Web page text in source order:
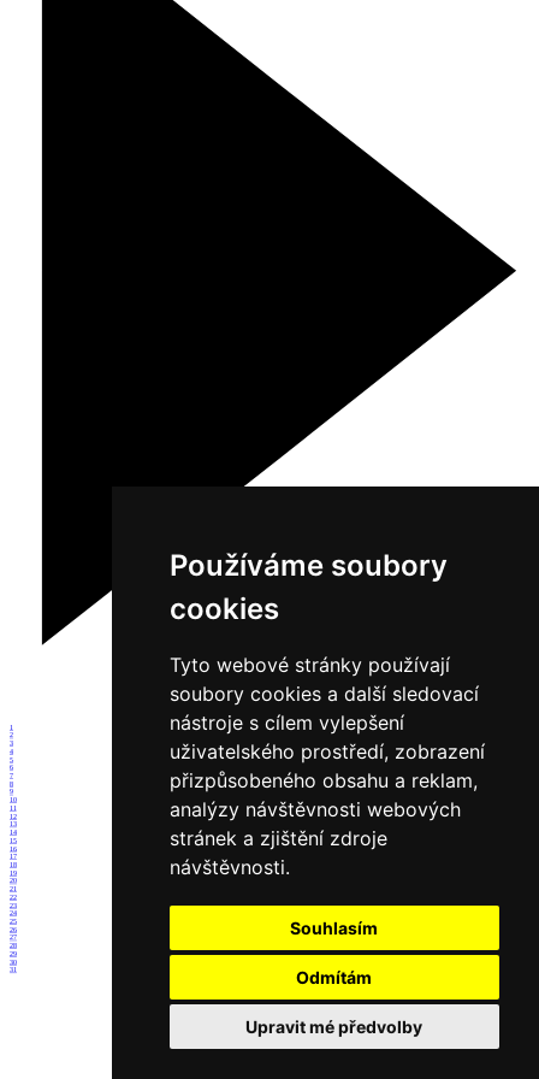
Používáme soubory
cookies
Tyto webové stránky používají
soubory cookies a další sledovací
nástroje s cílem vylepšení
uživatelského prostředí, zobrazení
přizpůsobeného obsahu a reklam,
analýzy návštěvnosti webových
stránek a zjištění zdroje
návštěvnosti.
Souhlasím
Odmítám
Upravit mé předvolby
1
2
3
4
5
6
7
8
9
10
11
12
13
14
15
16
17
18
19
20
21
22
23
24
25
26
27
28
29
30
31